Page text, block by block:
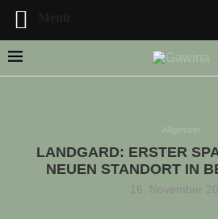
STELLENANGEBOTE!!!
LANDGARD: ERSTER
NEUEN STANDORT IN
16. November